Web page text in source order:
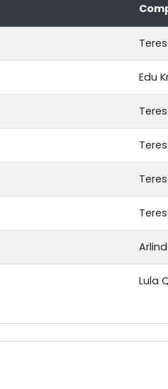
Edu
Lula